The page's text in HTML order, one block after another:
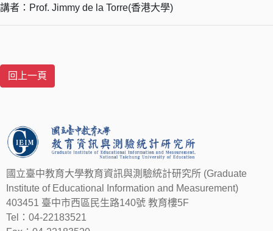
講者：Prof. Jimmy de la Torre(香港大學)
國立臺中教育大學教育資訊與測驗統計研究所 (Graduate
Institute of Educational Information and Measurement)
403451 臺中市西區民生路140號 教育樓5F
Tel：04-22183521